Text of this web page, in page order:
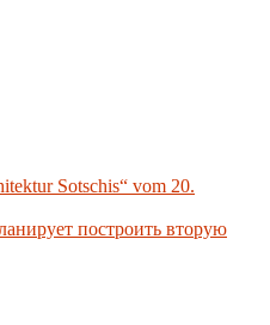
Sotschis“ vom 20.
построить вторую